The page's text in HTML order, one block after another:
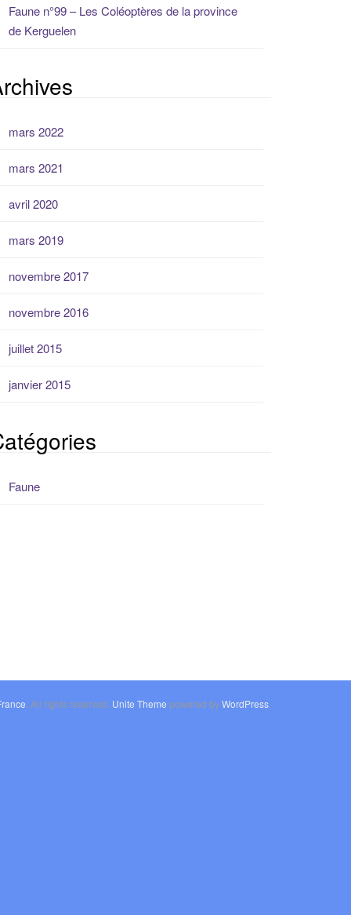
Faune n°99 – Les Coléoptères de la province
de Kerguelen
mars 2022
mars 2021
avril 2020
mars 2019
novembre 2017
novembre 2016
juillet 2015
janvier 2015
Faune
. All rights reserved. Unite Theme powered byWordPress